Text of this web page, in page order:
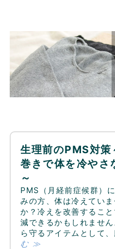
生理前のPMS対策
巻きで体を冷やさ
～
PMS（月経前症候群）
みの方、体は冷えていま
か？冷えを改善するこ
減できるかもしれませ
ら守るアイテムとして
む ≫